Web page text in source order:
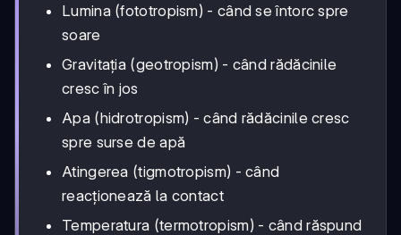
Lumina (fototropism) - când se întorc spre
soare
Gravitația (geotropism) - când rădăcinile
cresc în jos
Apa (hidrotropism) - când rădăcinile cresc
spre surse de apă
Atingerea (tigmotropism) - când
reacționează la contact
Temperatura (termotropism) - când răspund